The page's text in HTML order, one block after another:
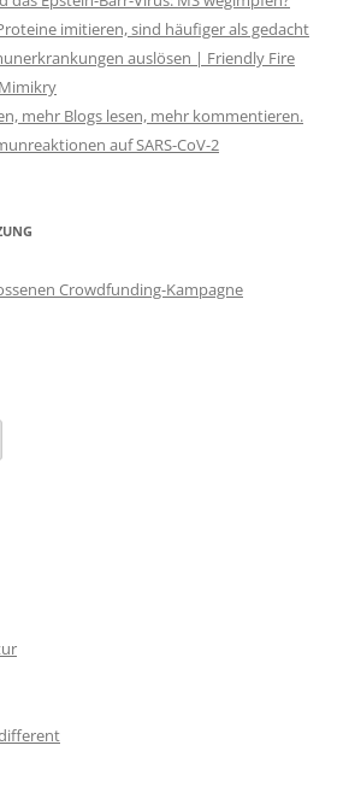
imitieren, sind häufiger als gedacht
auslösen | Friendly Fire
mehr Blogs lesen, mehr kommentieren.
auf SARS-CoV-2
Crowdfunding-Kampagne